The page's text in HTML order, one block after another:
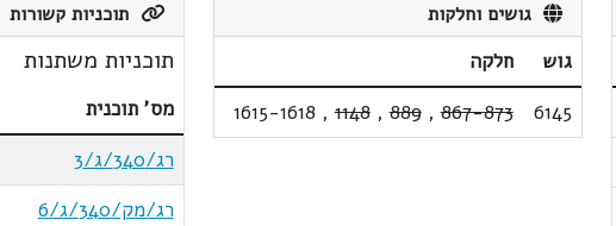
גושים וחלקות
גוש
חלקה
6145
867-873
,
889
,
1148
,
1615-1618
תוכניות קשורות
תוכניות משתנות
מס' תוכנית
רג/340/ג/3
רג/מק/340/ג/6